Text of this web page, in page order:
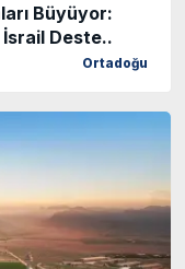
Büyüyor:
Deste..
Ortadoğu